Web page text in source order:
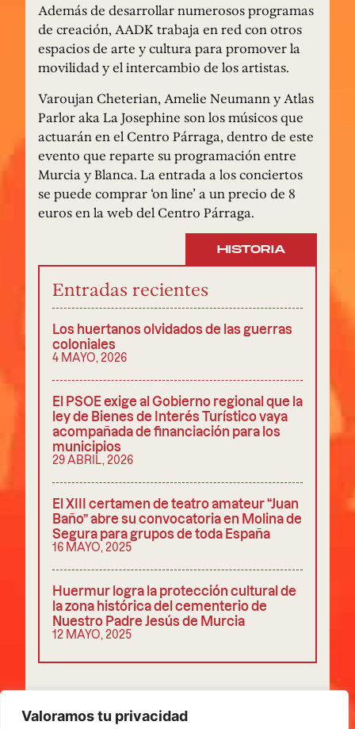
Valoramos tu privacidad
Además de desarrollar numerosos programas
de creación, AADK trabaja en red con otros
espacios de arte y cultura para promover la
movilidad y el intercambio de los artistas.
Varoujan Cheterian, Amelie Neumann y Atlas
Parlor aka La Josephine son los músicos que
actuarán en el Centro Párraga, dentro de este
evento que reparte su programación entre
Murcia y Blanca. La entrada a los conciertos
se puede comprar ‘on line’ a un precio de 8
euros en la web del Centro Párraga.
HISTORIA
Entradas recientes
Los huertanos olvidados de las guerras
coloniales
4 MAYO, 2026
El PSOE exige al Gobierno regional que la
ley de Bienes de Interés Turístico vaya
acompañada de financiación para los
municipios
29 ABRIL, 2026
El XIII certamen de teatro amateur “Juan
Baño” abre su convocatoria en Molina de
Segura para grupos de toda España
16 MAYO, 2025
Huermur logra la protección cultural de
la zona histórica del cementerio de
Nuestro Padre Jesús de Murcia
12 MAYO, 2025